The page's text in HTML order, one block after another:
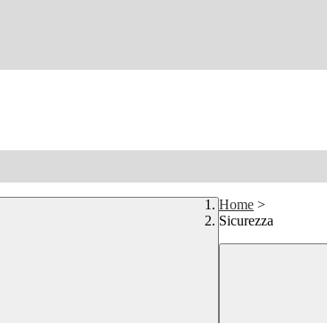
Home >
Sicurezza